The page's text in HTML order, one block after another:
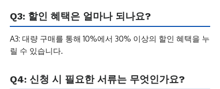
Q3: 할인 혜택은 얼마나 되나요?
A3: 대량 구매를 통해 10%에서 30% 이상의 할인 혜택을 누
릴 수 있습니다.
Q4: 신청 시 필요한 서류는 무엇인가요?